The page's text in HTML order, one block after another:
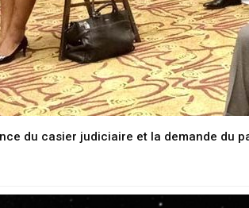
du casier judiciaire et la demande du